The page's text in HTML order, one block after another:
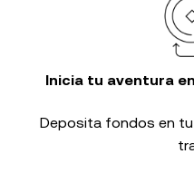
Inicia tu aventura
Deposita fondos en